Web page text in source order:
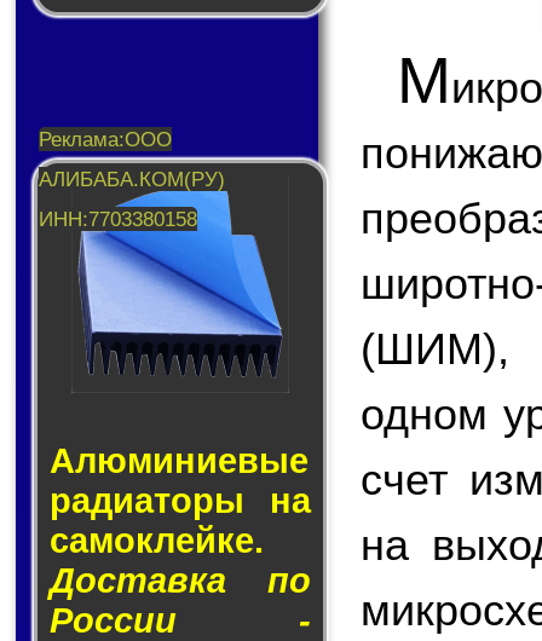
Алюминие­вые
ра­ди­а­то­ры на
са­мо­клей­ке.
Доставка по
России -
М
(ШИМ),
одном
счет
на